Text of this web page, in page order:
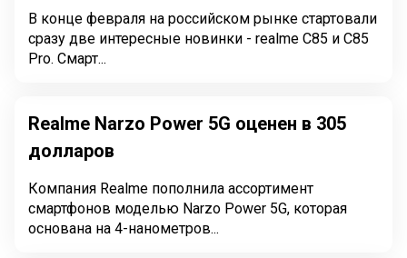
В конце февраля на российском рынке стартовали
сразу две интересные новинки - realme C85 и C85
Pro. Смарт...
Realme Narzo Power 5G оценен в 305
долларов
Компания Realme пополнила ассортимент
смартфонов моделью Narzo Power 5G, которая
основана на 4-нанометров...